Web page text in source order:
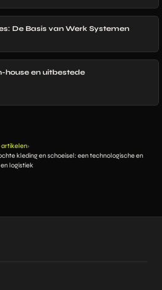
De Basis van Werk Systemen
house en uitbestede
›
kleding en schoeisel: een technologische en
logistiek